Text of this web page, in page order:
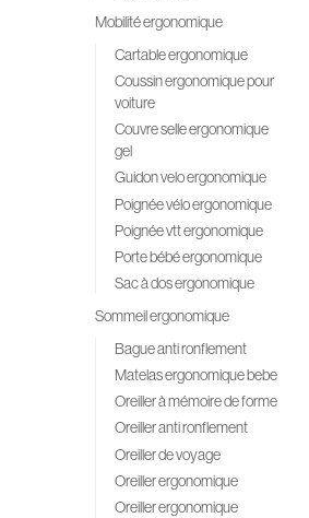
Mobilité ergonomique
Cartable ergonomique
Coussin ergonomique pour
voiture
Couvre selle ergonomique
gel
Guidon velo ergonomique
Poignée vélo ergonomique
Poignée vtt ergonomique
Porte bébé ergonomique
Sac à dos ergonomique
Sommeil ergonomique
Bague anti ronflement
Matelas ergonomique bebe
Oreiller à mémoire de forme
Oreiller anti ronflement
Oreiller de voyage
Oreiller ergonomique
Oreiller ergonomique